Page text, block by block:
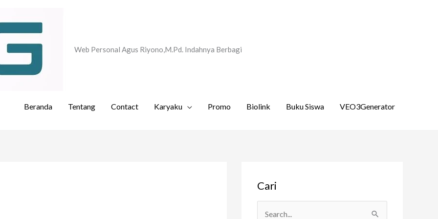
Web Personal Agus Riyono,M.Pd. Indahnya Berbagi
Beranda Tentang Contact Karyaku Promo Biolink Buku Siswa VEO3Generator
Cari
r
s